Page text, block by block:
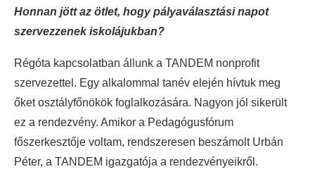
Honnan jött az ötlet, hogy pályaválasztási napot
szervezzenek iskolájukban?
Régóta kapcsolatban állunk a TANDEM nonprofit
szervezettel. Egy alkalommal tanév elején hívtuk meg
őket osztályfőnökök foglalkozására. Nagyon jól sikerült
ez a rendezvény. Amikor a Pedagógusfórum
főszerkesztője voltam, rendszeresen beszámolt Urbán
Péter, a TANDEM igazgatója a rendezvényeikről.